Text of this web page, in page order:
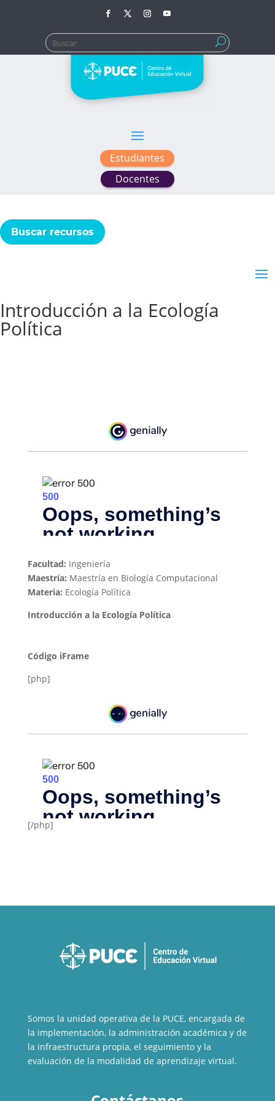
Buscar:
Estudiantes
Docentes
Buscar recursos
Introducción a la Ecología
Política
Facultad: Ingeniería
Maestría: Maestría en Biología Computacional
Materia: Ecología Política
Introducción a la Ecología Política
Código iFrame
[php]
[/php]
Somos la unidad operativa de la PUCE, encargada de
la implementación, la administración académica y de
la infraestructura propia, el seguimiento y la
evaluación de la modalidad de aprendizaje virtual.